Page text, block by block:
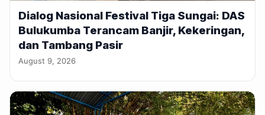
Dialog Nasional Festival Tiga Sungai: DAS
Bulukumba Terancam Banjir, Kekeringan,
dan Tambang Pasir
August 9, 2026